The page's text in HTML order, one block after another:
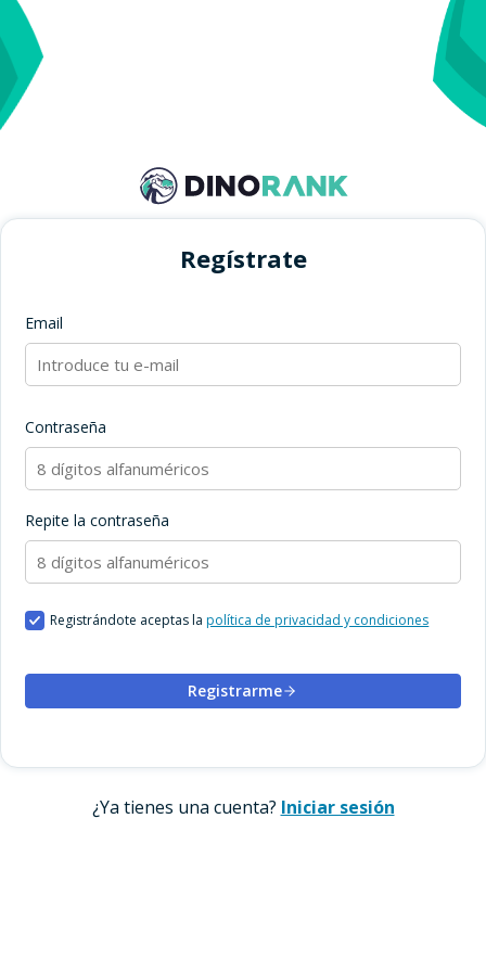
Regístrate
Email
Contraseña
Repite la contraseña
Registrándote aceptas lapolítica de privacidad y condiciones
Registrarme
¿Ya tienes una cuenta? Iniciar sesión